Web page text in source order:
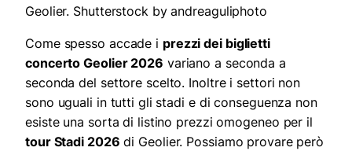
Geolier. Shutterstock by andreaguliphoto
Come spesso accade i prezzi dei biglietti
concerto Geolier 2026 variano a seconda a
seconda del settore scelto. Inoltre i settori non
sono uguali in tutti gli stadi e di conseguenza non
esiste una sorta di listino prezzi omogeneo per il
tour Stadi 2026 di Geolier. Possiamo provare però